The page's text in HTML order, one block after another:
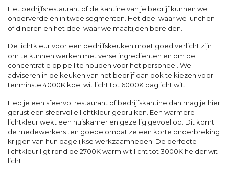
Het bedrijfsrestaurant of de kantine van je bedrijf kunnen we
onderverdelen in twee segmenten. Het deel waar we lunchen
of dineren en het deel waar we maaltijden bereiden.
De lichtkleur voor een bedrijfskeuken moet goed verlicht zijn
om te kunnen werken met verse ingrediënten en om de
concentratie op peil te houden voor het personeel. We
adviseren in de keuken van het bedrijf dan ook te kiezen voor
tenminste 4000K koel wit licht tot 6000K daglicht wit.
Heb je een sfeervol restaurant of bedrijfskantine dan mag je hier
gerust een sfeervolle lichtkleur gebruiken. Een warmere
lichtkleur wekt een huiskamer en gezellig gevoel op. Dit komt
de medewerkers ten goede omdat ze een korte onderbreking
krijgen van hun dagelijkse werkzaamheden. De perfecte
lichtkleur ligt rond de 2700K warm wit licht tot 3000K helder wit
licht.